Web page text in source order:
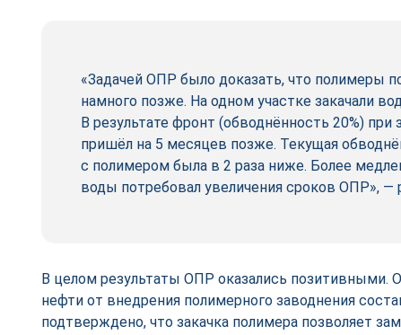
«Задачей ОПР было доказать, что полимеры
намного позже. На одном участке закачали
В результате фронт (обводнённость 20%) при
пришёл на 5 месяцев позже. Текущая
с полимером была в 2 раза ниже. Более
воды потребовал увеличения сроков ОПР», —
В целом результаты ОПР оказались
нефти от внедрения полимерного заводнения
подтверждено, что закачка полимера позволяет